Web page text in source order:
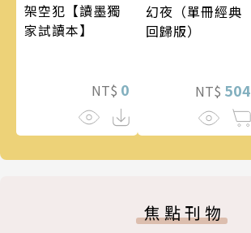
架空犯【讀墨獨
家試讀本】
NT$ 0
幻夜（單冊經典
回歸版）
NT$ 504
焦點刊物